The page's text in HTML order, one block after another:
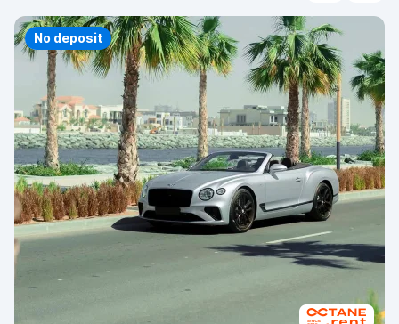
Priority
No deposit